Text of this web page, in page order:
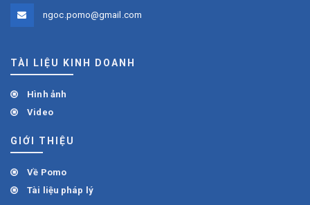
ngoc.pomo@gmail.com
TÀI LIỆU KINH DOANH
Hình ảnh
Video
GIỚI THIỆU
Về Pomo
Tài liệu pháp lý